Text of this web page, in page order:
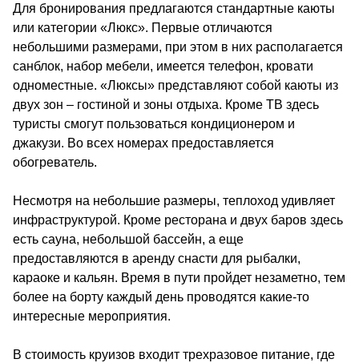
Для бронирования предлагаются стандартные каюты
или категории «Люкс». Первые отличаются
небольшими размерами, при этом в них располагается
санблок, набор мебели, имеется телефон, кровати
одноместные. «Люксы» представляют собой каюты из
двух зон – гостиной и зоны отдыха. Кроме ТВ здесь
туристы смогут пользоваться кондиционером и
джакузи. Во всех номерах предоставляется
обогреватель.
Несмотря на небольшие размеры, теплоход удивляет
инфраструктурой. Кроме ресторана и двух баров здесь
есть сауна, небольшой бассейн, а еще
предоставляются в аренду снасти для рыбалки,
караоке и кальян. Время в пути пройдет незаметно, тем
более на борту каждый день проводятся какие-то
интересные мероприятия.
В стоимость круизов входит трехразовое питание, где